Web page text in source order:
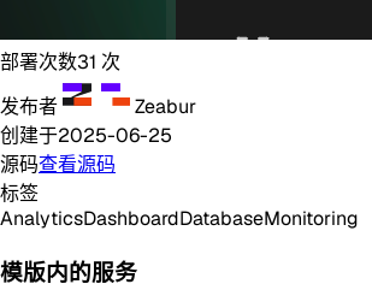
部署次数31 次
发布者
Zeabur
创建于2025-06-25
源码查看源码
标签
AnalyticsDashboardDatabaseMonitoring
模版内的服务